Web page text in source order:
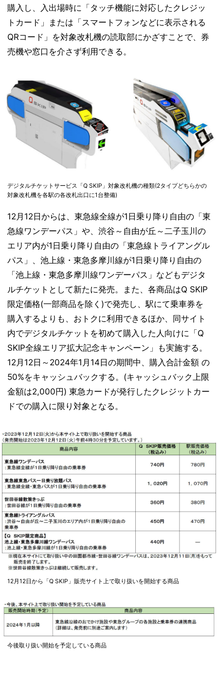
購入し、入出場時に「タッチ機能に対応したクレジッ
トカード」または「スマートフォンなどに表示される
QRコード」を対象改札機の読取部にかざすことで、券
売機や窓口を介さず利用できる。
デジタルチケットサービス「Q SKIP」対象改札機の種類(2タイプどちらかの
対象改札機を各駅の各改札出口に1台整備)
12月12日からは、東急線全線が1日乗り降り自由の「東
急線ワンデーパス」や、渋谷～自由が丘～二子玉川の
エリア内が1日乗り降り自由の「東急線トライアングル
パス」、池上線・東急多摩川線が1日乗り降り自由の
「池上線・東急多摩川線ワンデーパス」などもデジタ
ルチケットとして新たに発売。また、各商品はQ SKIP
限定価格(一部商品を除く)で発売し、駅にて乗車券を
購入するよりも、おトクに利用できるほか、同サイト
内でデジタルチケットを初めて購入した人向けに「Q
SKIP全線エリア拡大記念キャンペーン」も実施する。
12月12日～2024年1月14日の期間中、購入合計金額 の
50%をキャッシュバックする。(キャッシュバック上限
金額は2,000円) 東急カードが発行したクレジットカー
ドでの購入に限り対象となる。
12月12日から「Q SKIP」販売サイト上で取り扱いを開始する商品
今後取り扱い開始を予定している商品